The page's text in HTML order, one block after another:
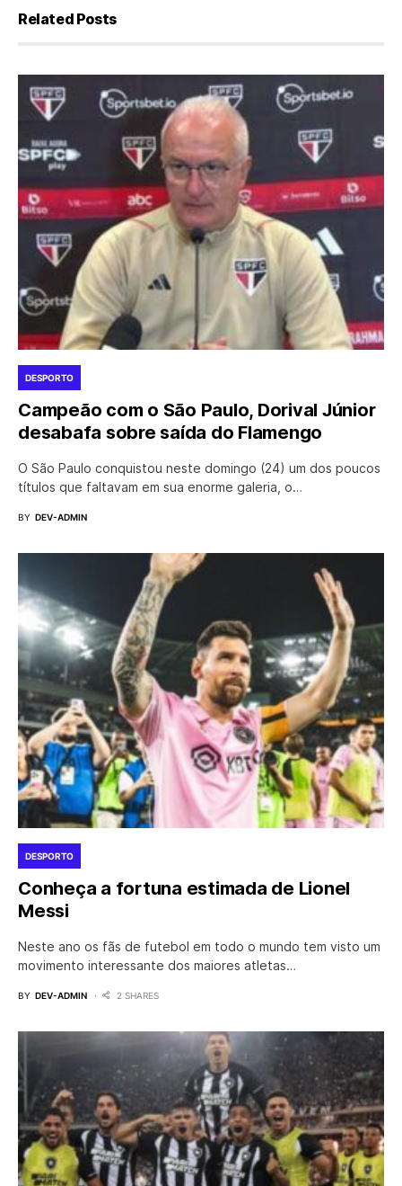
Related Posts
DESPORTO
Campeão com o São Paulo, Dorival Júnior
desabafa sobre saída do Flamengo
O São Paulo conquistou neste domingo (24) um dos poucos
títulos que faltavam em sua enorme galeria, o…
BY DEV-ADMIN
DESPORTO
Conheça a fortuna estimada de Lionel
Messi
Neste ano os fãs de futebol em todo o mundo tem visto um
movimento interessante dos maiores atletas…
BY DEV-ADMIN 2 SHARES